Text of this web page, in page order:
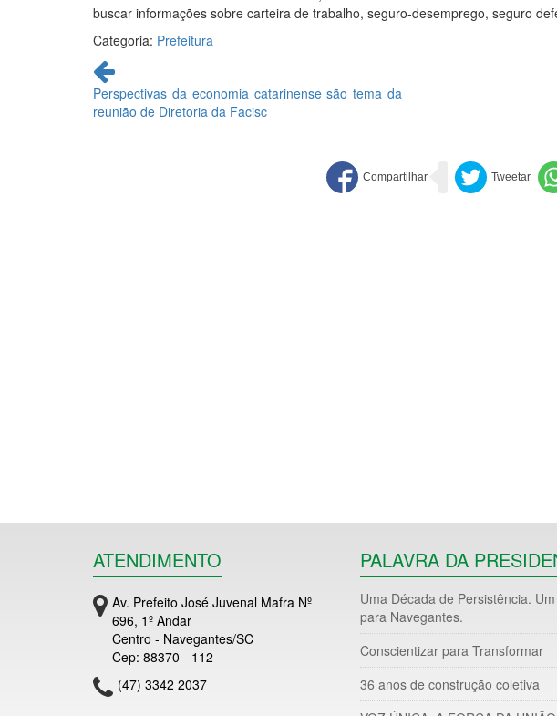
buscar informações sobre carteira de trabalho, seguro-desemprego, seguro
Categoria: Prefeitura
Continue
lendo
Perspectivas da economia catarinense são tema da
reunião de Diretoria da Facisc
ATENDIMENTO
Av. Prefeito José Juvenal Mafra Nº
696, 1º Andar
Centro - Navegantes/SC
Cep: 88370 - 112
(47) 3342 2037
PALAVRA DA
Uma Década de Persistência.
para Navegantes.
Conscientizar para Transformar
36 anos de construção coletiva